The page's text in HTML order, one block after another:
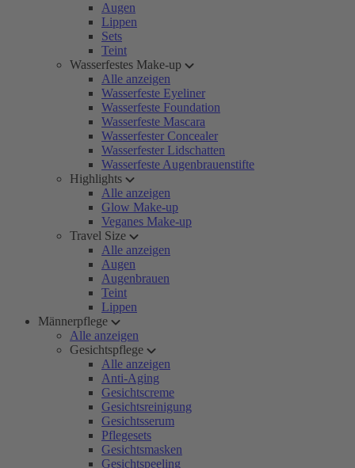
Augen
Lippen
Sets
Teint
Wasserfestes Make-up
Alle anzeigen
Wasserfeste Eyeliner
Wasserfeste Foundation
Wasserfeste Mascara
Wasserfester Concealer
Wasserfester Lidschatten
Wasserfeste Augenbrauenstifte
Highlights
Alle anzeigen
Glow Make-up
Veganes Make-up
Travel Size
Alle anzeigen
Augen
Augenbrauen
Teint
Lippen
Männerpflege
Alle anzeigen
Gesichtspflege
Alle anzeigen
Anti-Aging
Gesichtscreme
Gesichtsreinigung
Gesichtsserum
Pflegesets
Gesichtsmasken
Gesichtspeeling